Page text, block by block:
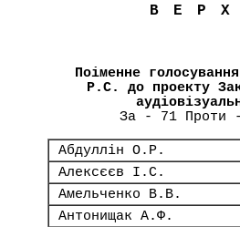
Поіменне
Р.С. до проекту
За - 71 Проти
Абдуллін О.Р.
Алексєєв І.С.
Амельченко В.В.
Антонищак А.Ф.